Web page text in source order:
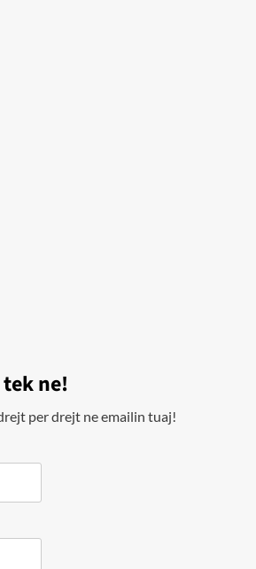
ne!
per drejt ne emailin tuaj!